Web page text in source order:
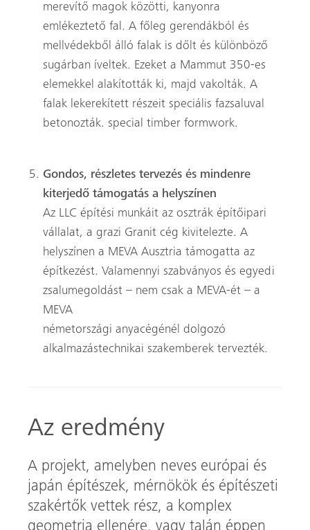
merevítő magok közötti, kanyonra
emlékeztető fal. A főleg gerendákból és
mellvédekből álló falak is dőlt és különböző
sugárban íveltek. Ezeket a Mammut 350-es
elemekkel alakították ki, majd vakolták. A
falak lekerekített részeit speciális fazsaluval
betonozták. special timber formwork.
Gondos, részletes tervezés és mindenre
kiterjedő támogatás a helyszínen
Az LLC építési munkáit az osztrák építőipari
vállalat, a grazi Granit cég kivitelezte. A
helyszínen a MEVA Ausztria támogatta az
építkezést. Valamennyi szabványos és egyedi
zsalumegoldást – nem csak a MEVA-ét – a
MEVA
németországi anyacégénél dolgozó
alkalmazástechnikai szakemberek tervezték.
Az eredmény
A projekt, amelyben neves európai és
japán építészek, mérnökök és építészeti
szakértők vettek rész, a komplex